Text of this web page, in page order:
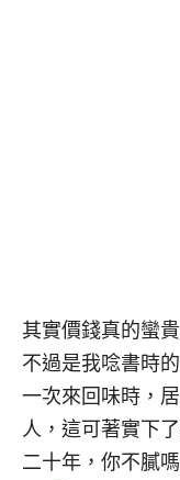
其實價錢真的蠻
不過是我唸書時
一次來回味時，
人，這可著實下
二十年，你不膩